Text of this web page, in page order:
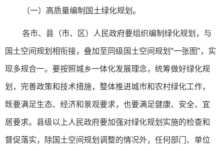
（一）高质量编制国土绿化规划。
各市、县（市、区）人民政府要组织编制绿化规划，与
国土空间规划相衔接，叠加至同级国土空间规划“一张图”，实
现多规合一。要按照城乡一体化发展理念，统筹做好绿化规
划，完善政策和技术措施，整体推进城市和农村绿化工作，
既要满足生态、经济和景观要求，也要满足健康、安全、宜
居要求。县级以上人民政府要加强对绿化规划实施的检查和
督促落实，除国土空间规划调整的情况外，任何部门、单位